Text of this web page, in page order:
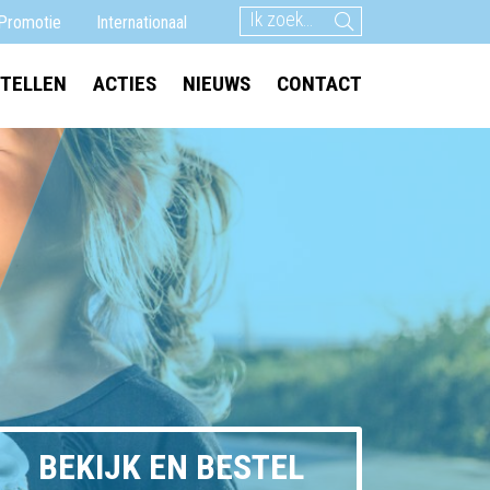
Internationaal
ACTIES NIEUWS CONTACT
BEKIJK EN BESTEL